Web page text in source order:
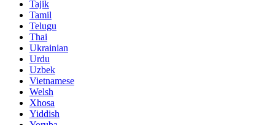
Tajik
Tamil
Telugu
Thai
Ukrainian
Urdu
Uzbek
Vietnamese
Welsh
Xhosa
Yiddish